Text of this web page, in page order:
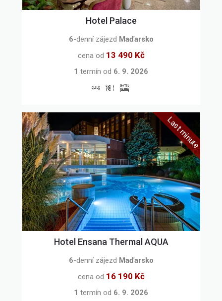
Hotel Palace
6-denní zájezd Maďarsko
cena od 13 490 Kč
1 termín od 6. 9. 2026
Hotel Ensana Thermal AQUA
6-denní zájezd Maďarsko
cena od 16 190 Kč
1 termín od 6. 9. 2026